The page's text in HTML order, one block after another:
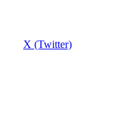
X (Twitter)